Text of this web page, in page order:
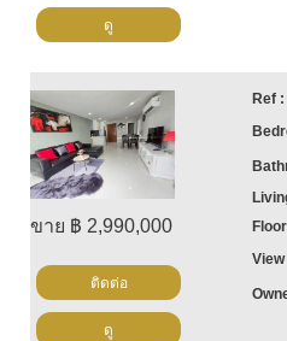
ดู
ขาย ฿ 2,990,000
ติดต่อ
ดู